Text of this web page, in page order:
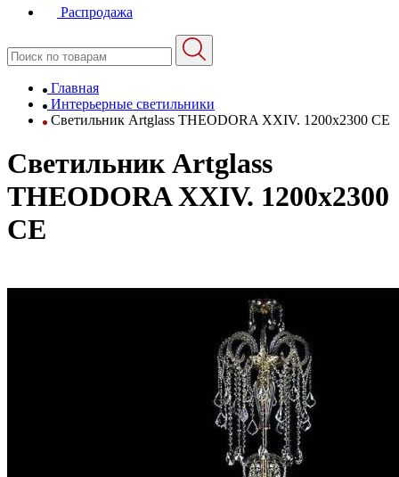
Распродажа
Главная
Интерьерные светильники
Светильник Artglass THEODORA XXIV. 1200x2300 CE
Светильник Artglass
THEODORA XXIV. 1200x2300
CE